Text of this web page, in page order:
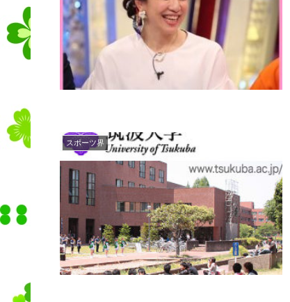
スポーツ界